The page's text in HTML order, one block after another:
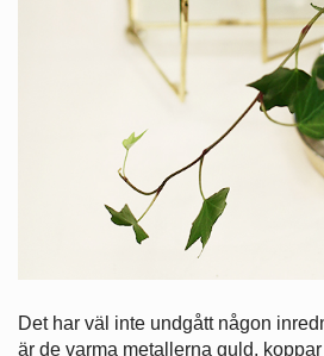
Det har väl inte undgått någon
är de varma metallerna guld,